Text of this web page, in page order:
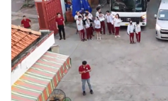
học sinh khối 12 đến
nghiệp